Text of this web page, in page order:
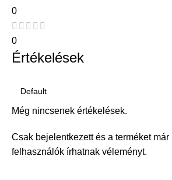
0
0
Értékelések
Még nincsenek értékelések.
Csak bejelentkezett és a terméket már
felhasználók írhatnak véleményt.